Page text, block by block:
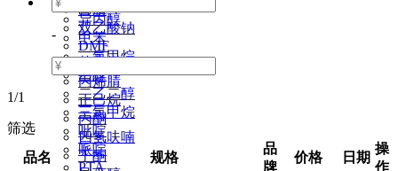
异丙醇
甲苯
二氯甲烷
乙醇
二乙二醇
三氯甲烷
吡啶
哌啶
PTA
乙腈
双乙酸钠
DMF
苯乙烯
丙烯腈
正己烷
丙酮
四氢呋喃
丁酮
-
1/1
筛选
品名
规格
品
牌
价格 日期
操
作